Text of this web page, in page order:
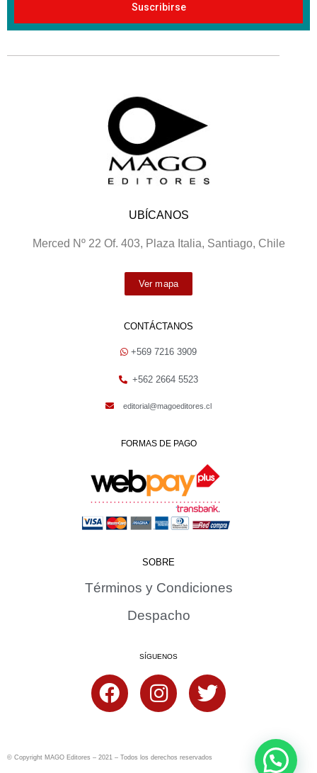
Suscribirse
UBÍCANOS
Merced Nº 22 Of. 403, Plaza Italia, Santiago, Chile
Ver mapa
CONTÁCTANOS
+569 7216 3909
+562 2664 5523
editorial@magoeditores.cl
FORMAS DE PAGO
SOBRE
Términos y Condiciones
Despacho
SÍGUENOS
© Copyright MAGO Editores – 2021 – Todos los derechos reservados